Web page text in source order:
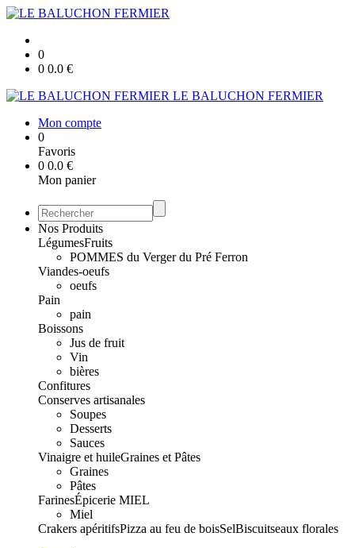
0
0 0.0 €
LE BALUCHON FERMIER
Mon compte
0
Favoris
0 0.0 €
Mon panier
Nos Produits
LégumesFruits
POMMES du Verger du Pré Ferron
Viandes-oeufs
oeufs
Pain
pain
Boissons
Jus de fruit
Vin
bières
Confitures
Conserves artisanales
Soupes
Desserts
Sauces
Vinaigre et huileGraines et Pâtes
Graines
Pâtes
FarinesÉpicerie MIEL
Miel
Crakers apéritifsPizza au feu de boisSelBiscuitseaux florales